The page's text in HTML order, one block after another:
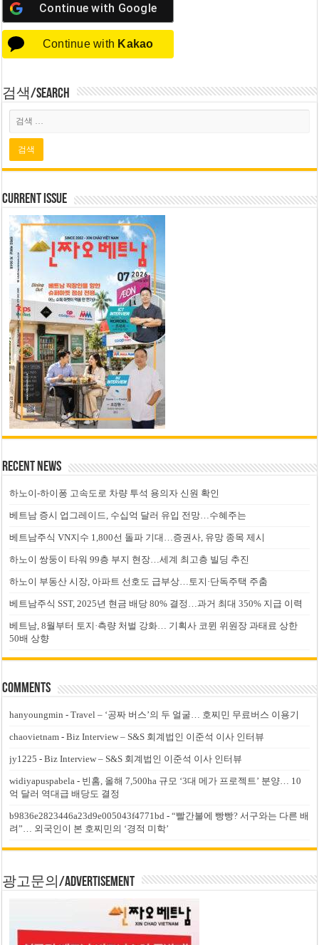
Continue with Google
Continue with Kakao
검색/Search
Current Issue
Recent News
하노이-하이퐁 고속도로 차량 투석 용의자 신원 확인
베트남 증시 업그레이드, 수십억 달러 유입 전망…수혜주는
베트남주식 VN지수 1,800선 돌파 기대…증권사, 유망 종목 제시
하노이 쌍둥이 타워 99층 부지 현장…세계 최고층 빌딩 추진
하노이 부동산 시장, 아파트 선호도 급부상…토지·단독주택 주춤
베트남주식 SST, 2025년 현금 배당 80% 결정…과거 최대 350% 지급 이력
베트남, 8월부터 토지·측량 처벌 강화… 기획사 코뮌 위원장 과태료 상한
50배 상향
Comments
hanyoungmin -Travel – ‘공짜 버스’의 두 얼굴… 호찌민 무료버스 이용기
chaovietnam -Biz Interview – S&S 회계법인 이준석 이사 인터뷰
jy1225 -Biz Interview – S&S 회계법인 이준석 이사 인터뷰
widiyapuspabela - 빈홈, 올해 7,500ha 규모 ‘3대 메가 프로젝트’ 분양… 10
억 달러 역대급 배당도 결정
b9836e2823446a23d9e005043f4771bd -“빨간불에 빵빵? 서구와는 다른 배
려”… 외국인이 본 호찌민의 ‘경적 미학’
광고문의/Advertisement